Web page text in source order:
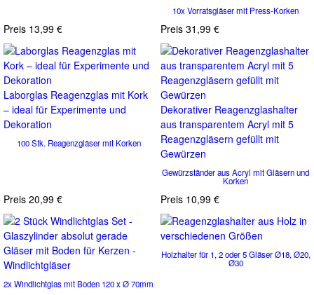
Preis 13,99 €
10x Vorratsgläser mit Press-Korken
Preis 31,99 €
Laborglas Reagenzglas mit Kork
– ideal für Experimente und
Dekoration
100 Stk. Reagenzgläser mit Korken
Preis 20,99 €
Dekorativer Reagenzglashalter
aus transparentem Acryl mit 5
Reagenzgläsern gefüllt mit
Gewürzen
Gewürzständer aus Acryl mit Gläsern und
Korken
Preis 10,99 €
2x Windlichtglas mit Boden 120 x Ø 70mm
Holzhalter für 1, 2 oder 5 Gläser Ø18, Ø20,
Ø30